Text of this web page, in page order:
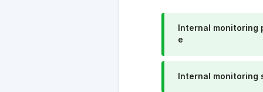
Internal monitoring
e
Internal monitoring